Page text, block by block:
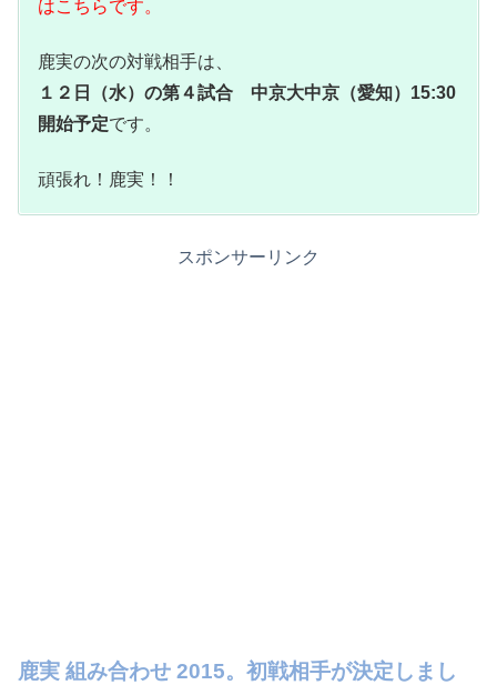
はこちらです。
鹿実の次の対戦相手は、
１２日（水）の第４試合 中京大中京（愛知）15:30
開始予定です。
頑張れ！鹿実！！
スポンサーリンク
鹿実 組み合わせ 2015。初戦相手が決定しまし